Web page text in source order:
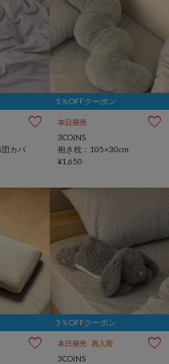
団カバ
5％OFFクーポン
本日発売
3COINS
抱き枕：105×30cm
¥1,650
5％OFFクーポン
本日発売 再入荷
3COINS